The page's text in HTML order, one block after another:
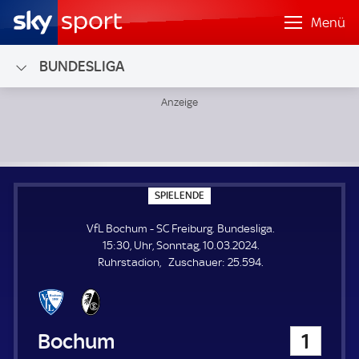
Menü
BUNDESLIGA
SPIELENDE
P
E
L
E
N
VfL Bochum - SC Freiburg. Bundesliga.
15:30, Uhr, Sonntag, 10.03.2024.
Ruhrstadion
Zuschauer: Z
25.594.
VfL Bochum 1